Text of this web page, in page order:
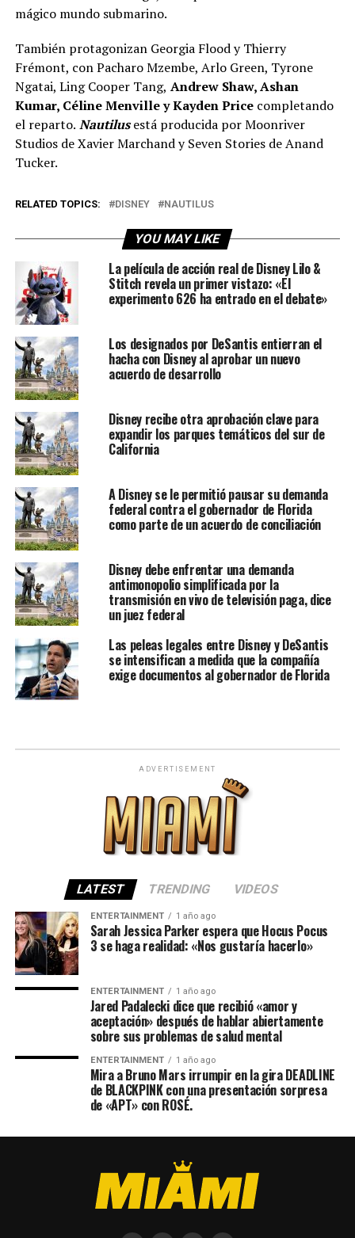
mágico mundo submarino.
También protagonizan Georgia Flood y Thierry
Frémont, con Pacharo Mzembe, Arlo Green, Tyrone
Ngatai, Ling Cooper Tang, Andrew Shaw, Ashan
Kumar, Céline Menville y Kayden Price completando
el reparto. Nautilusestá producida por Moonriver
Studios de Xavier Marchand y Seven Stories de Anand
Tucker.
RELATED TOPICS: DISNEY NAUTILUS
YOU MAY LIKE
La película de acción real de Disney Lilo &
Stitch revela un primer vistazo: «El
experimento 626 ha entrado en el debate»
Los designados por DeSantis entierran el
hacha con Disney al aprobar un nuevo
acuerdo de desarrollo
Disney recibe otra aprobación clave para
expandir los parques temáticos del sur de
California
A Disney se le permitió pausar su demanda
federal contra el gobernador de Florida
como parte de un acuerdo de conciliación
Disney debe enfrentar una demanda
antimonopolio simplificada por la
transmisión en vivo de televisión paga, dice
un juez federal
Las peleas legales entre Disney y DeSantis
se intensifican a medida que la compañía
exige documentos al gobernador de Florida
ADVERTISEMENT
LATEST TRENDING VIDEOS
ENTERTAINMENT 1 año ago
Sarah Jessica Parker espera que Hocus Pocus
3 se haga realidad: «Nos gustaría hacerlo»
ENTERTAINMENT 1 año ago
Jared Padalecki dice que recibió «amor y
aceptación» después de hablar abiertamente
sobre sus problemas de salud mental
ENTERTAINMENT 1 año ago
Mira a Bruno Mars irrumpir en la gira DEADLINE
de BLACKPINK con una presentación sorpresa
de «APT» con ROSÉ.